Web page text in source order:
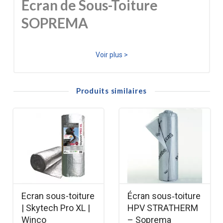
Écran de Sous-Toiture
SOPREMA
Le SOTEX 27 est une solution économique et éprouvée
pendant la phase de construction.
Avantages Clés du Produit
Écran de Sous-Toiture : Il est utilisé pour
réaliser un écran continu qui protège la
charpente et l'isolation des infiltrations d'eau,
de la neige poudreuse et du vent, augmentant
l'étanchéité globale de la toiture.
Composition Robuste : Le feutre SOTEX 27
Voir plus >
Produits similaires
Ecran sous-toiture
| Skytech Pro XL |
Winco
Écran sous‑toiture
HPV STRATHERM
– Soprema